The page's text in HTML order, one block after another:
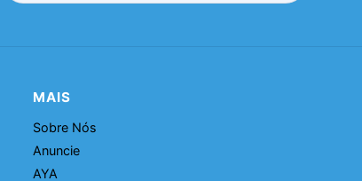
MAIS
Sobre Nós
Anuncie
AYA